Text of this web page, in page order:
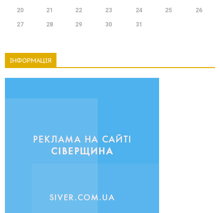
20 21 22 23 24 25 26
27 28 29 30 31
ІНФОРМАЦІЯ